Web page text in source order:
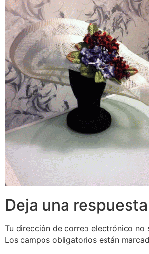
Deja una respuesta
Tu dirección de correo electrónico no
Los campos obligatorios están